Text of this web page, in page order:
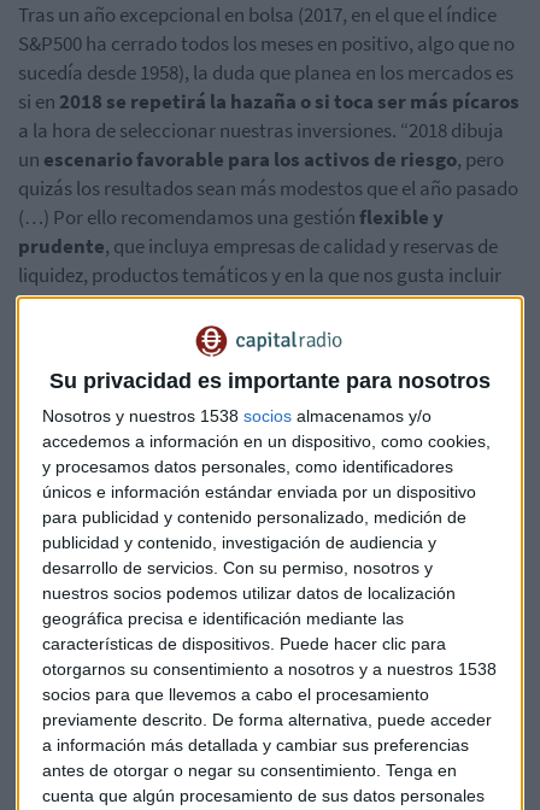
Su privacidad es importante para nosotros
Nosotros y nuestros 1538 socios almacenamos y/o
accedemos a información en un dispositivo, como cookies,
y procesamos datos personales, como identificadores
únicos e información estándar enviada por un dispositivo
para publicidad y contenido personalizado, medición de
publicidad y contenido, investigación de audiencia y
desarrollo de servicios. Con su permiso, nosotros y
nuestros socios podemos utilizar datos de localización
geográfica precisa e identificación mediante las
características de dispositivos. Puede hacer clic para
otorgarnos su consentimiento a nosotros y a nuestros 1538
socios para que llevemos a cabo el procesamiento
previamente descrito. De forma alternativa, puede acceder
a información más detallada y cambiar sus preferencias
antes de otorgar o negar su consentimiento. Tenga en
cuenta que algún procesamiento de sus datos personales
Tras un año excepcional en bolsa (2017, en el que el índice
S&P500 ha cerrado todos los meses en positivo, algo que no
sucedía desde 1958), la duda que planea en los mercados es
si en 2018 se repetirá la hazaña o si toca ser más pícaros
a la hora de seleccionar nuestras inversiones. “2018 dibuja
un escenario favorable para los activos de riesgo, pero
quizás los resultados sean más modestos que el año pasado
(…) Por ello recomendamos una gestiónflexible y
prudente, que incluya empresas de calidad y reservas de
liquidez, productos temáticos y en la que nos gusta incluir
rentable variable española, alemana y americana”, ha
explicado en Valencia José María Luna (Profim).
DesdeAberdeen, su responsable de venta senior, Álvaro
Antón Martín, nos ha explicado que es crucial de cara a 2018
diversificar losportfoliospara que sean más
consistentes, y no solo con renta variable, sin no también
con ideas alternativas”. Desde la gestora escocesa
consideran interesante incluir en cartera renta variable
europea y japonesa, protectores de capital, renta fija
corporativa. Entre las propuestas de Aberdeen figuran
fondo Renta Variable Global Diversificada o el producto
Aberdeen Global-MultiAsset Growth.
CHINA Y LOS EMERGENTES